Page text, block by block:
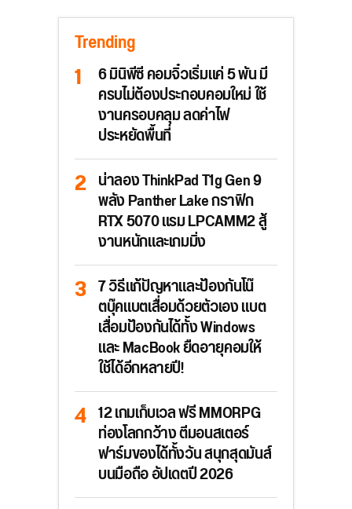
Trending
6 มินิพีซี คอมจิ๋วเริ่มแค่ 5 พัน มี
ครบไม่ต้องประกอบคอมใหม่ ใช้
งานครอบคลุม ลดค่าไฟ
ประหยัดพื้นที่
น่าลอง ThinkPad T1g Gen 9
พลัง Panther Lake กราฟิก
RTX 5070 แรม LPCAMM2 สู้
งานหนักและเกมมิ่ง
7 วิธีแก้ปัญหาและป้องกันโน๊
ตบุ๊คแบตเสื่อมด้วยตัวเอง แบต
เสื่อมป้องกันได้ทั้ง Windows
และ MacBook ยืดอายุคอมให้
ใช้ได้อีกหลายปี!
12 เกมเก็บเวล ฟรี MMORPG
ท่องโลกกว้าง ตีมอนสเตอร์
ฟาร์มของได้ทั้งวัน สนุกสุดมันส์
บนมือถือ อัปเดตปี 2026